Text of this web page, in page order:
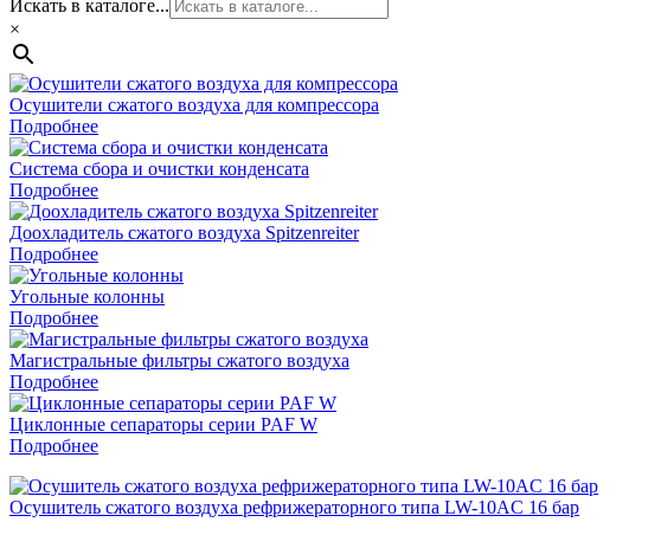
Искать в каталоге...
×
Осушители сжатого воздуха для компрессора
Подробнее
Система сбора и очистки конденсата
Подробнее
Доохладитель сжатого воздуха Spitzenreiter
Подробнее
Угольные колонны
Подробнее
Магистральные фильтры сжатого воздуха
Подробнее
Циклонные сепараторы серии PAF W
Подробнее
Осушитель сжатого воздуха рефрижераторного типа LW-10AC 16 бар